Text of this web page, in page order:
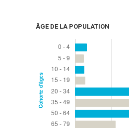
ÂGE DE LA POPULATION